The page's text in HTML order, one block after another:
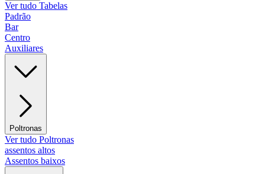
Ver tudo Tabelas
Padrão
Bar
Centro
Auxiliares
Poltronas
Ver tudo Poltronas
assentos altos
Assentos baixos